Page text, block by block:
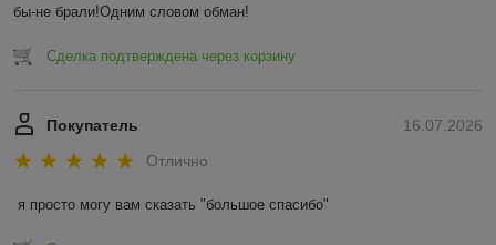
бы-не брали!Одним словом обман!
Сделка подтверждена через корзину
16.07.2026
Покупатель
Отлично
я просто могу вам сказать "большое спасибо"